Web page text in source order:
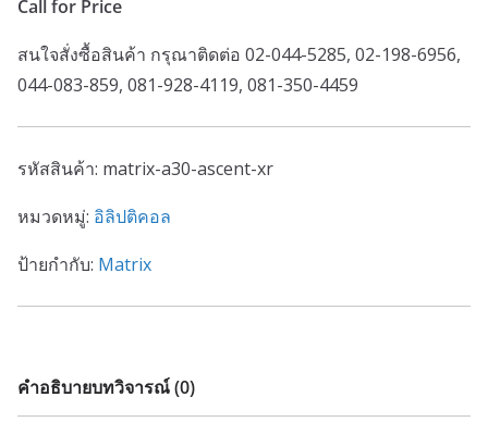
Call for Price
สนใจสั่งซื้อสินค้า กรุณาติดต่อ 02-044-5285, 02-198-6956,
044-083-859, 081-928-4119, 081-350-4459
รหัสสินค้า: matrix-a30-ascent-xr
หมวดหมู่: อิลิปติคอล
ป้ายกำกับ: Matrix
คำอธิบายบทวิจารณ์ (0)